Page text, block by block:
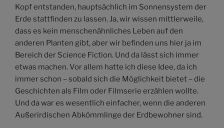
Kopf entstanden, hauptsächlich im Sonnensystem der
Erde stattfinden zu lassen. Ja, wir wissen mittlerweile,
dass es kein menschenähnliches Leben auf den
anderen Planten gibt, aber wir befinden uns hier ja im
Bereich der Science Fiction. Und da lässt sich immer
etwas machen. Vor allem hatte ich diese Idee, da ich
immer schon – sobald sich die Möglichkeit bietet – die
Geschichten als Film oder Filmserie erzählen wollte.
Und da war es wesentlich einfacher, wenn die anderen
Außerirdischen Abkömmlinge der Erdbewohner sind.